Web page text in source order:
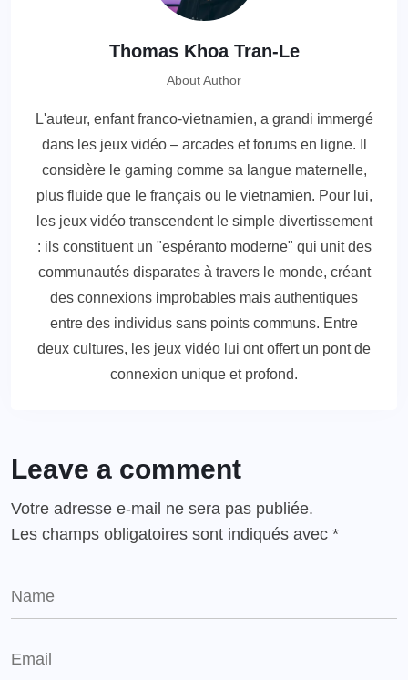
Thomas Khoa Tran-Le
About Author
L'auteur, enfant franco-vietnamien, a grandi immergé
dans les jeux vidéo – arcades et forums en ligne. Il
considère le gaming comme sa langue maternelle,
plus fluide que le français ou le vietnamien. Pour lui,
les jeux vidéo transcendent le simple divertissement
: ils constituent un "espéranto moderne" qui unit des
communautés disparates à travers le monde, créant
des connexions improbables mais authentiques
entre des individus sans points communs. Entre
deux cultures, les jeux vidéo lui ont offert un pont de
connexion unique et profond.
Leave a comment
Votre adresse e-mail ne sera pas publiée.
Les champs obligatoires sont indiqués avec *